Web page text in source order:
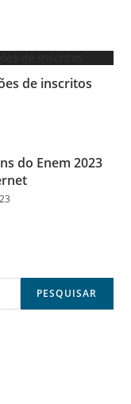
de inscritos
do Enem 2023
PESQUISAR